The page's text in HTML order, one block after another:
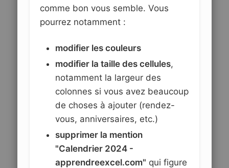
comme bon vous semble. Vous
pourrez notamment :
modifier les couleurs
modifier la taille des cellules,
notamment la largeur des
colonnes si vous avez beaucoup
de choses à ajouter (rendez-
vous, anniversaires, etc.)
supprimer la mention
"Calendrier 2024 -
apprendreexcel.com" qui figure